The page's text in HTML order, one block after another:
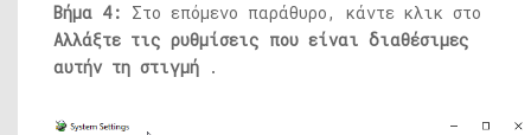
Βήμα 4: Στο επόμενο παράθυρο, κάντε κλικ στο
Αλλάξτε τις ρυθμίσεις που είναι διαθέσιμες
αυτήν τη στιγμή .